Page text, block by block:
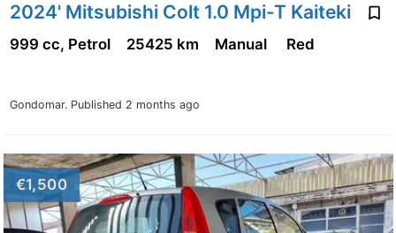
2024' Mitsubishi Colt 1.0 Mpi-T Kaiteki
Gondomar. Published 2 months ago
999 cc, Petrol 25425 km Manual Red
€1,500